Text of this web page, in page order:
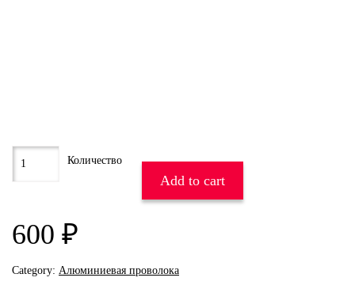
600 ₽
Add to cart
Category: Алюминиевая проволока